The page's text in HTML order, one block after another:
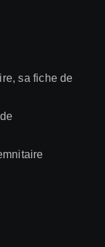
sa fiche de